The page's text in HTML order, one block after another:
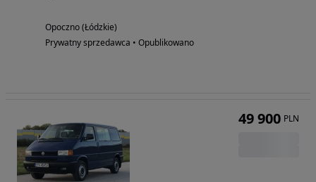
Opoczno (Łódzkie)
Prywatny sprzedawca • Opublikowano
49 900 PLN